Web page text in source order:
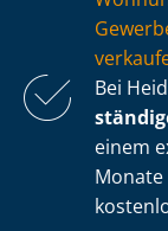
Bei
einem